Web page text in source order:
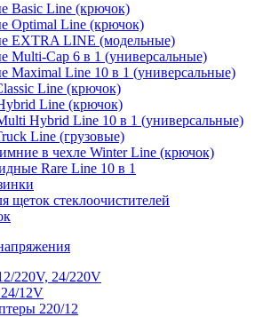
Basic Line (крючок)
Optimal Line (крючок)
EXTRA LINE (модельные)
Multi-Cap 6 в 1 (универсальные)
Maximal Line 10 в 1 (универсальные)
Line (крючок)
Line (крючок)
Hybrid Line 10 в 1 (универсальные)
Line (грузовые)
в чехле Winter Line (крючок)
Rare Line 10 в 1
щеток стеклоочистителей
220V, 24/220V
12V
220/12